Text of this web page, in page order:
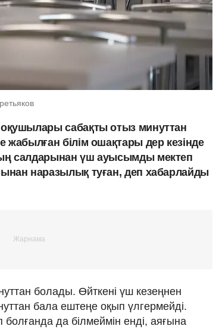
оқушылары сабақты отыз минуттан
жабылған білім ошақтары дер кезінде
салдарынан үш ауысымды мектеп
наразылық туған, деп хабарлайды
болады. Өйткені үш кезеңнен
бала ештеңе оқып үлгермейді.
да білмеймін енді, аяғына